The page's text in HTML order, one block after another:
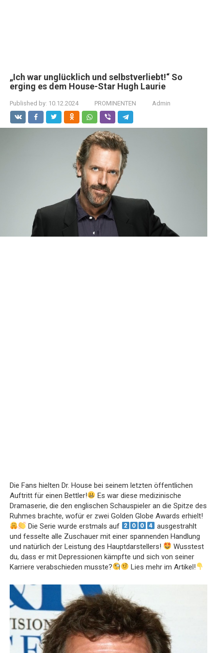
„Ich war unglücklich und selbstverliebt!“ So
erging es dem House-Star Hugh Laurie
Published by: 10.12.2024 PROMINENTEN Admin
Die Fans hielten Dr. House bei seinem letzten öffentlichen
Auftritt für einen Bettler!
Es war diese medizinische
Dramaserie, die den englischen Schauspieler an die Spitze des
Ruhmes brachte, wofür er zwei Golden Globe Awards erhielt!
Die Serie wurde erstmals auf
ausgestrahlt
und fesselte alle Zuschauer mit einer spannenden Handlung
und natürlich der Leistung des Hauptdarstellers!
Wusstest
du, dass er mit Depressionen kämpfte und sich von seiner
Karriere verabschieden musste?
Lies mehr im Artikel!